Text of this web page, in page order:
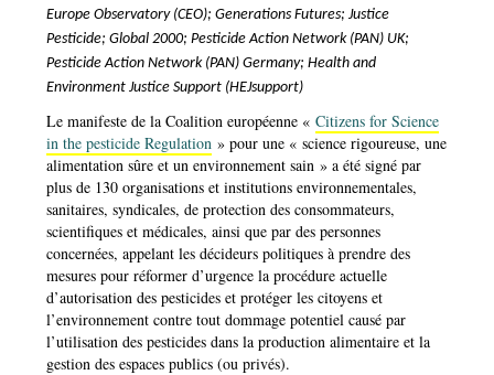
Europe Observatory (CEO); Generations Futures; Justice
Pesticide; Global 2000; Pesticide Action Network (PAN) UK;
Pesticide Action Network (PAN) Germany; Health and
Environment Justice Support (HEJsupport)
Le manifeste de la Coalition européenne « Citizens for Science
in the pesticide Regulation » pour une « science rigoureuse, une
alimentation sûre et un environnement sain » a été signé par
plus de 130 organisations et institutions environnementales,
sanitaires, syndicales, de protection des consommateurs,
scientifiques et médicales, ainsi que par des personnes
concernées, appelant les décideurs politiques à prendre des
mesures pour réformer d’urgence la procédure actuelle
d’autorisation des pesticides et protéger les citoyens et
l’environnement contre tout dommage potentiel causé par
l’utilisation des pesticides dans la production alimentaire et la
gestion des espaces publics (ou privés).